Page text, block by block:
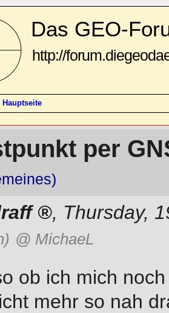
Das GEO-
http://
per
, Thursday,
@ MichaeL
ob ich mich
mehr so nah